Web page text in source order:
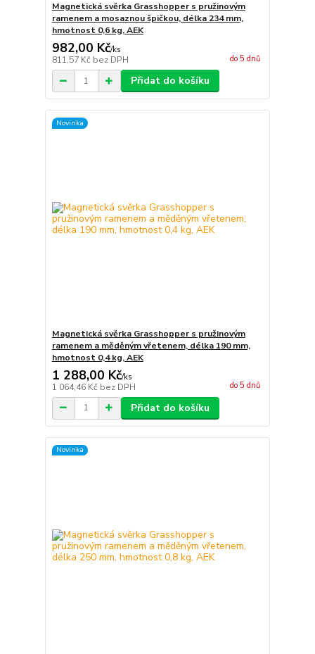
Magnetická svěrka Grasshopper s pružinovým
ramenem a mosaznou špičkou, délka 234 mm,
hmotnost 0,6 kg, AEK
982,00 Kč/ks
811,57 Kč bez DPH do 5 dnů
Přidat do košíku
Novinka
Magnetická svěrka Grasshopper s pružinovým
ramenem a měděným vřetenem, délka 190 mm,
hmotnost 0,4 kg, AEK
1 288,00 Kč/ks
1 064,46 Kč bez DPH do 5 dnů
Přidat do košíku
Novinka